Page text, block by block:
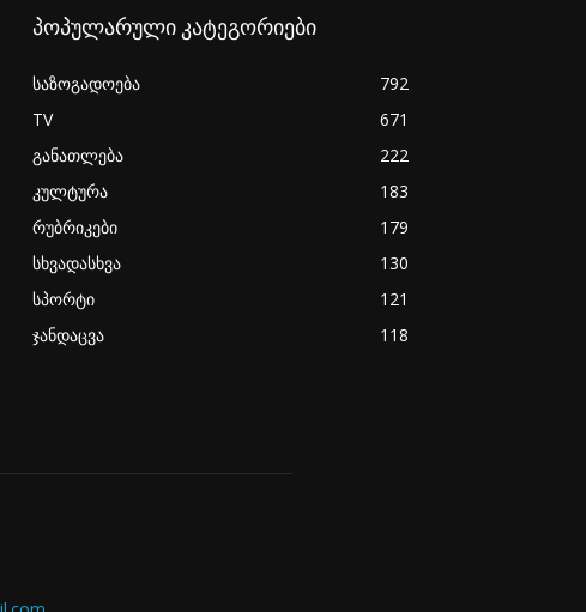
პოპულარული კატეგორიები
საზოგადოება
792
TV
671
განათლება
222
კულტურა
183
რუბრიკები
179
სხვადასხვა
130
სპორტი
121
ჯანდაცვა
118